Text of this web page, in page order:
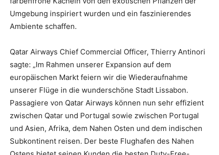
Umgebung inspiriert wurden und ein faszinierendes
Ambiente schaffen.
Qatar Airways Chief Commercial Officer, Thierry Antinori
sagte: „Im Rahmen unserer Expansion auf dem
europäischen Markt feiern wir die Wiederaufnahme
unserer Flüge in die wunderschöne Stadt Lissabon.
Passagiere von Qatar Airways können nun sehr effizient
zwischen Qatar und Portugal sowie zwischen Portugal
und Asien, Afrika, dem Nahen Osten und dem indischen
Subkontinent reisen. Der beste Flughafen des Nahen